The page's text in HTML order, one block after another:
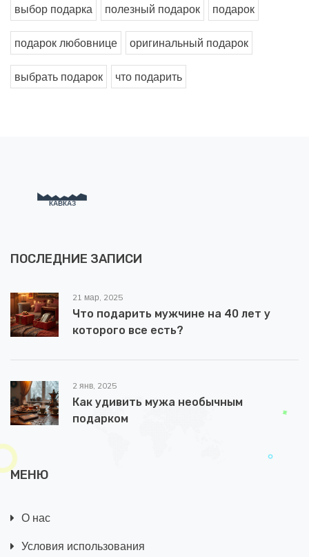
выбор подарка полезный подарок подарок
подарок любовнице оригинальный подарок
выбрать подарок что подарить
ПОСЛЕДНИЕ ЗАПИСИ
21 мар, 2025
Что подарить мужчине на 40 лет у
которого все есть?
2 янв, 2025
Как удивить мужа необычным
подарком
МЕНЮ
О нас
Условия использования